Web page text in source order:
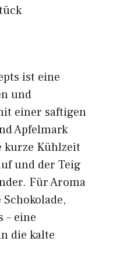
ist eine
und
einer saftigen
Apfelmark
Kühlzeit
und der Teig
Für Aroma
– eine
die kalte